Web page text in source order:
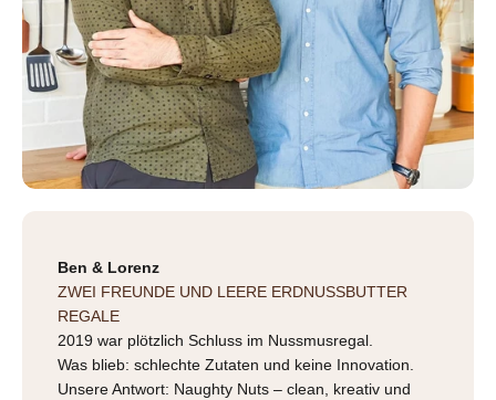
Ben & Lorenz
ZWEI FREUNDE UND LEERE ERDNUSSBUTTER
REGALE
2019 war plötzlich Schluss im Nussmusregal.
Was blieb: schlechte Zutaten und keine Innovation.
Unsere Antwort: Naughty Nuts – clean, kreativ und